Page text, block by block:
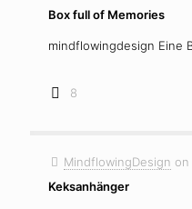
Box full of Memories
mindflowingdesign Eine
8
MindflowingDesign on
Keksanhänger